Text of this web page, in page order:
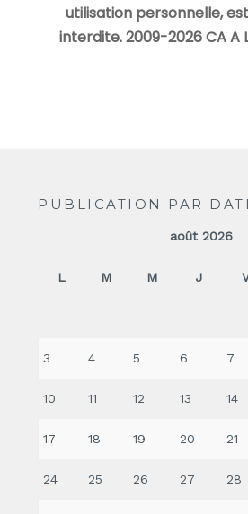
utilisation personnelle,
interdite. 2009-2026 CA A
PUBLICATION PAR
août 2026
L M M J
3 4 5 6 7
10 11 12 13 14
17 18 19 20 21
24 25 26 27 28